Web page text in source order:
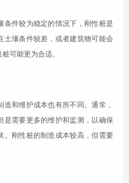
条件较为稳定的情况下，刚性桩是
土壤条件较差，或者建筑物可能会
可能更为合适。
造和维护成本也有所不同。通常，
是需要更多的维护和监测，以确保
。刚性桩的制造成本较高，但需要